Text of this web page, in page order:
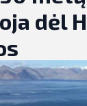
dėl